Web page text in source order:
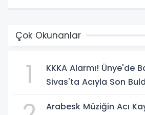
Çok Okunanlar
1
KKKA Alarmı! Ünye'de
Sivas'ta Acıyla Son
Arabesk Müziğin Acı